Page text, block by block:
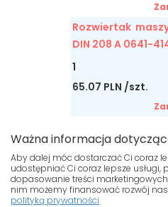
Rozwiertak
DIN 208 A 0641-
1
65.07 PLN /szt.
DIN 208 A 0641-
1
76.74 PLN /szt.
Ważna informacja
Aby dalej móc dostarczać Ci coraz
udostępniać Ci coraz lepsze
dopasowanie treści
nim możemy finansować rozwój
polityką prywatności